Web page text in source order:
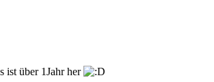
ist über 1Jahr her